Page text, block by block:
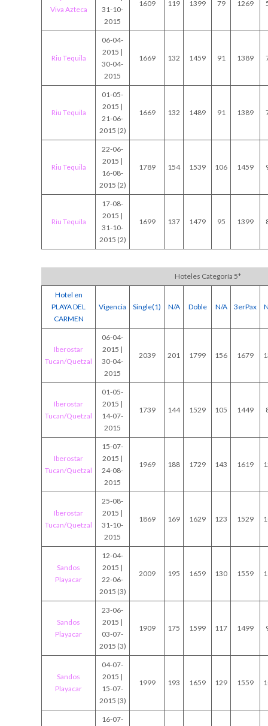
Viva Azteca
31-10-
2015
1609 119 1399 79 1269
Riu Tequila
06-04-
2015 |
30-04-
2015
1669 132 1459 91 1389
Riu Tequila
01-05-
2015 |
21-06-
2015 (2)
1669 132 1489 91 1389
Riu Tequila
22-06-
2015 |
16-08-
2015 (2)
1789 154 1539 106 1459
Riu Tequila
17-08-
2015 |
31-10-
2015 (2)
1699 137 1479 95 1399
Hoteles Categoría 5*
Hotel en
PLAYA DEL
CARMEN
Vigencia Single(1) N/A Doble N/A 3erPax
Iberostar
Tucan/Quetzal
06-04-
2015 |
30-04-
2015
2039 201 1799 156 1679
Iberostar
Tucan/Quetzal
01-05-
2015 |
14-07-
2015
1739 144 1529 105 1449
Iberostar
Tucan/Quetzal
15-07-
2015 |
24-08-
2015
1969 188 1729 143 1619
Iberostar
Tucan/Quetzal
25-08-
2015 |
31-10-
2015
1869 169 1629 123 1529
Sandos
Playacar
12-04-
2015 |
22-06-
2015 (3)
2009 195 1659 130 1559
Sandos
Playacar
23-06-
2015 |
03-07-
2015 (3)
1909 175 1599 117 1499
Sandos
Playacar
04-07-
2015 |
15-07-
2015 (3)
1999 193 1659 129 1559
16-07-